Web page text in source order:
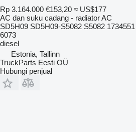
Rp 3.164.000 €153,20 ≈ US$177
AC dan suku cadang - radiator AC
SD5H09 SD5H09-S5082 S5082
6073
diesel
Estonia, Tallinn
TruckParts Eesti OÜ
Hubungi penjual